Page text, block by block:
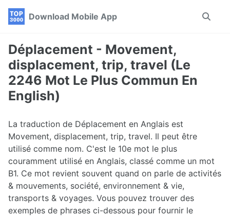
Skip
navigation
Skip
Skip
Download Mobile App
Toggle
Déplacement - Movement,
displacement, trip, travel (Le
2246 Mot Le Plus Commun En
English)
La traduction de Déplacement en Anglais est
Movement, displacement, trip, travel. Il peut être
utilisé comme nom. C'est le 10e mot le plus
couramment utilisé en Anglais, classé comme un mot
B1. Ce mot revient souvent quand on parle de activités
& mouvements, société, environnement & vie,
transports & voyages. Vous pouvez trouver des
exemples de phrases ci-dessous pour fournir le